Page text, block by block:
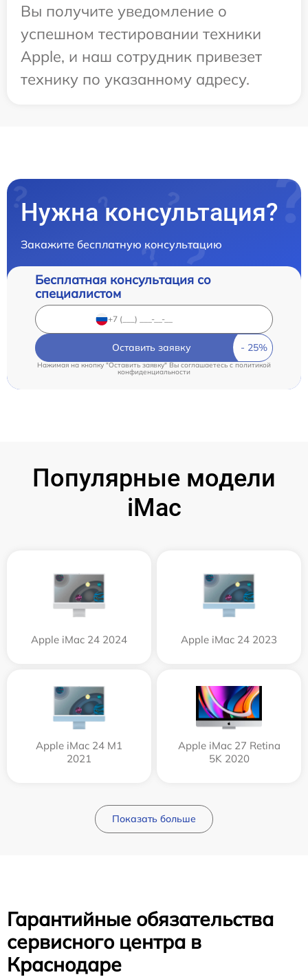
Вы получите уведомление о
успешном тестировании техники
Apple, и наш сотрудник привезет
технику по указанному адресу.
Нужна консультация?
Закажите бесплатную консультацию
Бесплатная консультация со
специалистом
Оставить заявку
Нажимая на кнопку "Оставить заявку" Вы соглашаетесь cполитикой
конфиденциальности
Популярные модели
iMac
Apple iMac 24 2024 Apple iMac 24 2023
Apple iMac 24 M1
2021
Apple iMac 27 Retina
5K 2020
Показать больше
Гарантийные обязательства
сервисного центра в
Краснодаре